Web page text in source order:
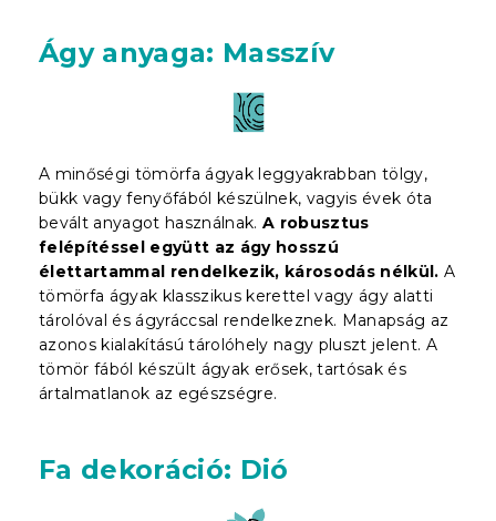
Ágy anyaga: Masszív
A minőségi tömörfa ágyak leggyakrabban tölgy,
bükk vagy fenyőfából készülnek, vagyis évek óta
bevált anyagot használnak. A robusztus
felépítéssel együtt az ágy hosszú
élettartammal rendelkezik, károsodás nélkül. A
tömörfa ágyak klasszikus kerettel vagy ágy alatti
tárolóval és ágyráccsal rendelkeznek. Manapság az
azonos kialakítású tárolóhely nagy pluszt jelent. A
tömör fából készült ágyak erősek, tartósak és
ártalmatlanok az egészségre.
Fa dekoráció: Dió